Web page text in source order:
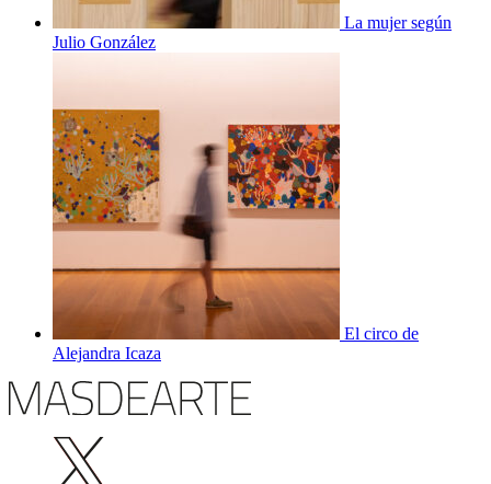
La mujer según
Julio González
El circo de
Alejandra Icaza